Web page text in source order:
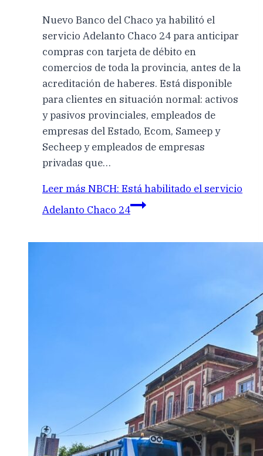
Nuevo Banco del Chaco ya habilitó el
servicio Adelanto Chaco 24 para anticipar
compras con tarjeta de débito en
comercios de toda la provincia, antes de la
acreditación de haberes. Está disponible
para clientes en situación normal: activos
y pasivos provinciales, empleados de
empresas del Estado, Ecom, Sameep y
Secheep y empleados de empresas
privadas que…
Leer más NBCH: Está habilitado el servicio
Adelanto Chaco 24